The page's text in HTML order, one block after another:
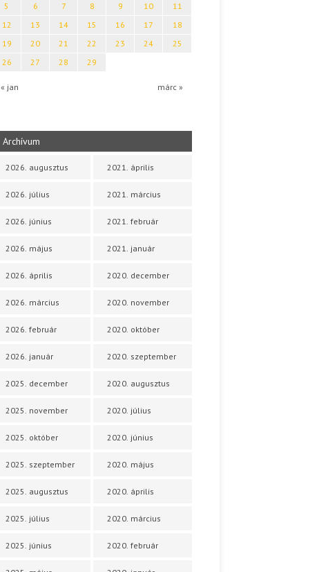
« jan márc »
5
6 7 8 9 10
11
12
13 14 15 16 17
18
19
20 21 22 23 24
25
26
27 28 29
Archívum
2026. augusztus
2026. július
2026. június
2026. május
2026. április
2026. március
2026. február
2026. január
2025. december
2025. november
2025. október
2025. szeptember
2025. augusztus
2025. július
2025. június
2021. április
2021. március
2021. február
2021. január
2020. december
2020. november
2020. október
2020. szeptember
2020. augusztus
2020. július
2020. június
2020. május
2020. április
2020. március
2020. február